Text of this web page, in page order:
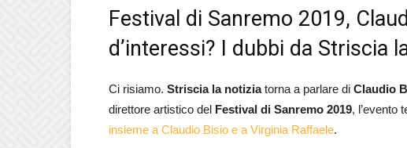
Festival di Sanremo 2019,
d’interessi? I dubbi da Striscia
Ci risiamo. Striscia la notiziatorna a parlare di Claudio
direttore artistico del Festival di Sanremo 2019, l’evento
insieme a Claudio Bisio e a Virginia Raffaele.